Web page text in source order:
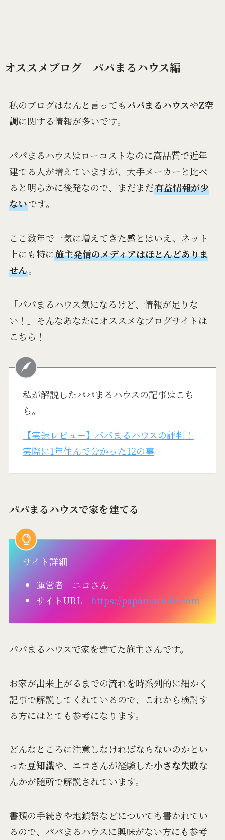
オススメブログ パパまるハウス編
私のブログはなんと言ってもパパまるハウスやZ空
調に関する情報が多いです。
パパまるハウスはローコストなのに高品質で近年
建てる人が増えていますが、大手メーカーと比べ
ると明らかに後発なので、まだまだ有益情報が少
ないです。
ここ数年で一気に増えてきた感とはいえ、ネット
上にも特に施主発信のメディアはほとんどありま
せん。
「パパまるハウス気になるけど、情報が足りな
い！」そんなあなたにオススメなブログサイトは
こちら！
私が解説したパパまるハウスの記事はこち
ら。
【実録レビュー】パパまるハウスの評判！
実際に1年住んで分かった12の事
パパまるハウスで家を建てる
サイト詳細
運営者 ニコさん
サイトURL https://papamarude.com
パパまるハウスで家を建てた施主さんです。
お家が出来上がるまでの流れを時系列的に細かく
記事で解説してくれているので、これから検討す
る方にはとても参考になります。
どんなところに注意しなければならないのかとい
った豆知識や、ニコさんが経験した小さな失敗な
んかが随所で解説されています。
書類の手続きや地鎮祭などについても書かれてい
るので、パパまるハウスに興味がない方にも参考